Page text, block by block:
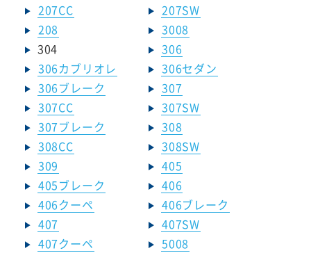
207CC
207SW
208
3008
304
306
306カブリオレ
306セダン
306ブレーク
307
307CC
307SW
307ブレーク
308
308CC
308SW
309
405
405ブレーク
406
406クーペ
406ブレーク
407
407SW
407クーペ
5008